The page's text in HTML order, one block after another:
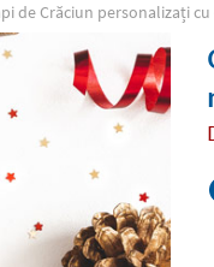
de Crăciun personalizați